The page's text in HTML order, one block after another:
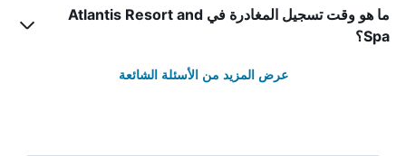
ما هو وقت تسجيل المغادرة في Atlantis Resort and
Spa؟
عرض المزيد من الأسئلة الشائعة